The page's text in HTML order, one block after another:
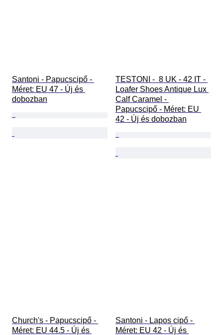
Santoni - Papucscipő -
Méret: EU 47 - Új és
dobozban
TESTONI -  8 UK - 42 IT -
Loafer Shoes Antique Lux
Calf Caramel -
Papucscipő - Méret: EU
42 - Új és dobozban
Church's - Papucscipő -
Méret: EU 44.5 - Új és
Santoni - Lapos cipő -
Méret: EU 42 - Új és